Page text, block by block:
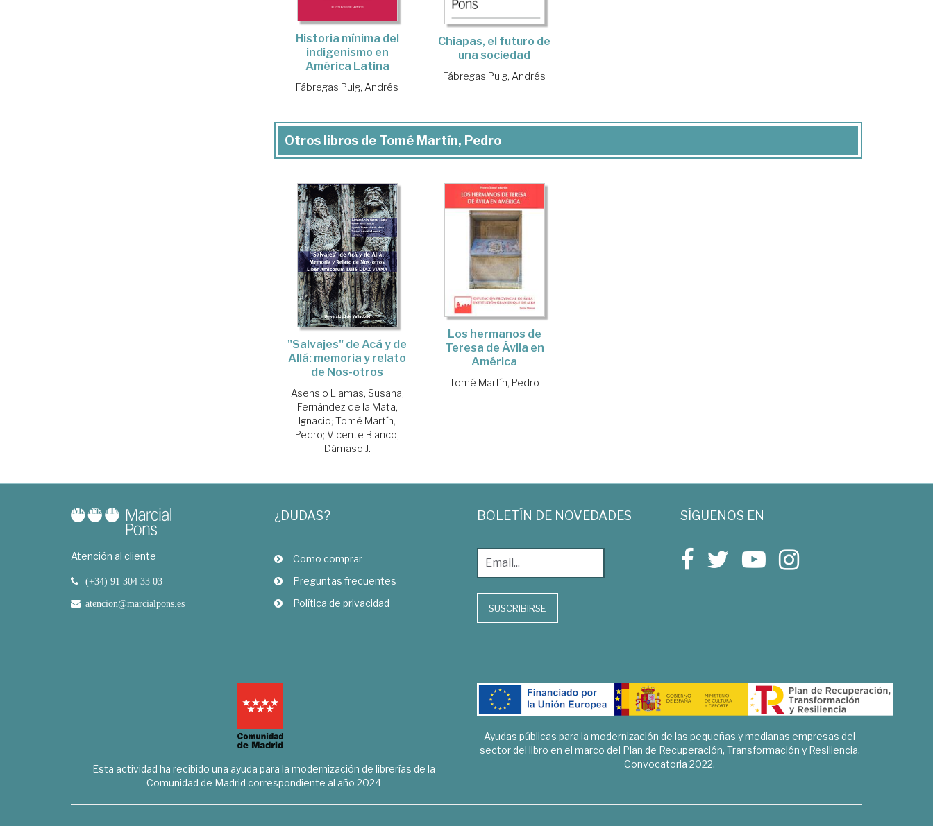
Historia mínima del
indigenismo en
América Latina
Fábregas Puig, Andrés
Chiapas, el futuro de
una sociedad
Fábregas Puig, Andrés
Otros libros de Tomé Martín, Pedro
"Salvajes" de Acá y de
Allá: memoria y relato
de Nos-otros
Asensio Llamas, Susana;
Fernández de la Mata,
Ignacio;Tomé Martín,
Pedro;Vicente Blanco,
Dámaso J.
Los hermanos de
Teresa de Ávila en
América
Tomé Martín, Pedro
Atención al cliente
(+34) 91 304 33 03
atencion@marcialpons.es
¿DUDAS?
Como comprar
Preguntas frecuentes
Política de privacidad
BOLETÍN DE NOVEDADES
SUSCRIBIRSE
SÍGUENOS EN
Esta actividad ha recibido una ayuda para la modernización de librerías de la
Comunidad de Madrid correspondiente al año 2024
Ayudas públicas para la modernización de las pequeñas y medianas empresas del
sector del libro en el marco del Plan de Recuperación, Transformación y Resiliencia.
Convocatoria 2022.